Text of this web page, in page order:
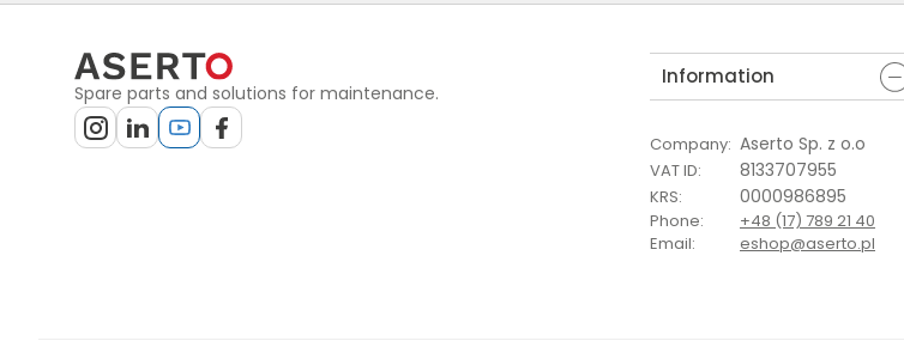
Spare parts and solutions for maintenance.
Information
Company: Aserto Sp. z o.o
VAT ID: 8133707955
KRS: 0000986895
Phone:
+48 (17) 789 21 40
Email: eshop@aserto.pl